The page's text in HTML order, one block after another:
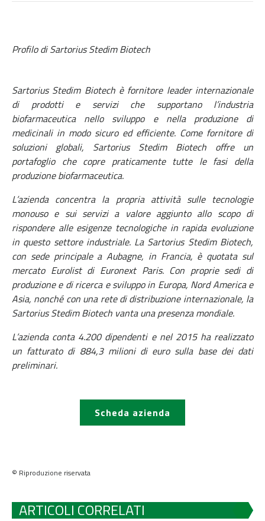
Profilo di Sartorius Stedim Biotech
Sartorius Stedim Biotech è fornitore leader internazionale
di prodotti e servizi che supportano l’industria
biofarmaceutica nello sviluppo e nella produzione di
medicinali in modo sicuro ed efficiente. Come fornitore di
soluzioni globali, Sartorius Stedim Biotech offre un
portafoglio che copre praticamente tutte le fasi della
produzione biofarmaceutica.
L’azienda concentra la propria attività sulle tecnologie
monouso e sui servizi a valore aggiunto allo scopo di
rispondere alle esigenze tecnologiche in rapida evoluzione
in questo settore industriale. La Sartorius Stedim Biotech,
con sede principale a Aubagne, in Francia, è quotata sul
mercato Eurolist di Euronext Paris. Con proprie sedi di
produzione e di ricerca e sviluppo in Europa, Nord America e
Asia, nonché con una rete di distribuzione internazionale, la
Sartorius Stedim Biotech vanta una presenza mondiale.
L’azienda conta 4.200 dipendenti e nel 2015 ha realizzato
un fatturato di 884,3 milioni di euro sulla base dei dati
preliminari.
Scheda azienda
© Riproduzione riservata
ARTICOLI CORRELATI